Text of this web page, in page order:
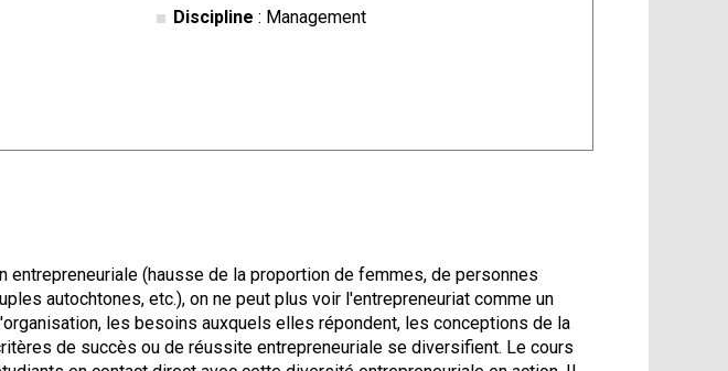
Discipline : Management
entrepreneuriale (hausse de la proportion de femmes, de personnes
autochtones, etc.), on ne peut plus voir l'entrepreneuriat comme un
les besoins auxquels elles répondent, les conceptions de la
de succès ou de réussite entrepreneuriale se diversifient. Le cours